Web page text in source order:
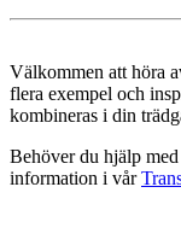
Välkommen att höra
flera exempel och
kombineras i din
Behöver du hjälp
information i vår